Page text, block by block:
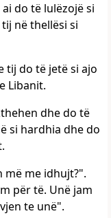
do të lulëzojë si
në thellësi si
tij do të jetë si ajo
Libanit.
dhe do të
si hardhia dhe do
më me idhujt?".
për të. Unë jam
te unë".